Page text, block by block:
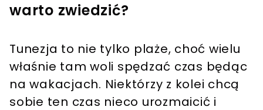
warto zwiedzić?
Tunezja to nie tylko plaże, choć wielu
właśnie tam woli spędzać czas będąc
na wakacjach. Niektórzy z kolei chcą
sobie ten czas nieco urozmaicić i